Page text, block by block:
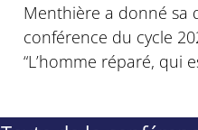
Menthière a donné sa
conférence du cycle
“L’homme réparé, qui